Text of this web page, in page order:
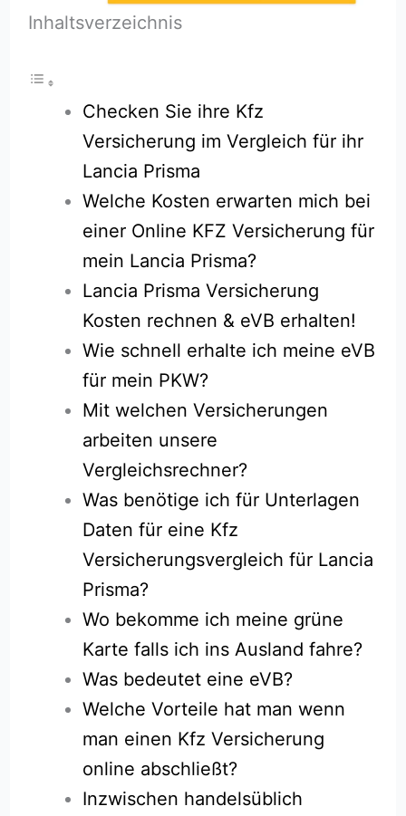
Inhaltsverzeichnis
Checken Sie ihre Kfz
Versicherung im Vergleich für ihr
Lancia Prisma
Welche Kosten erwarten mich bei
einer Online KFZ Versicherung für
mein Lancia Prisma?
Lancia Prisma Versicherung
Kosten rechnen & eVB erhalten!
Wie schnell erhalte ich meine eVB
für mein PKW?
Mit welchen Versicherungen
arbeiten unsere
Vergleichsrechner?
Was benötige ich für Unterlagen
Daten für eine Kfz
Versicherungsvergleich für Lancia
Prisma?
Wo bekomme ich meine grüne
Karte falls ich ins Ausland fahre?
Was bedeutet eine eVB?
Welche Vorteile hat man wenn
man einen Kfz Versicherung
online abschließt?
Inzwischen handelsüblich